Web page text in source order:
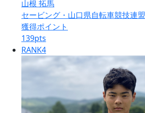
山根 拓馬
セービング・山口県自転車競技連盟
獲得ポイント
139pts
RANK4